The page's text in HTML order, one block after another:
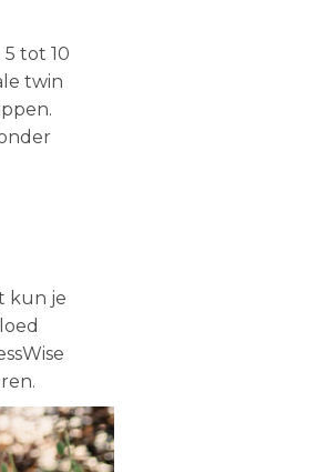
tot 10
twin
kun je